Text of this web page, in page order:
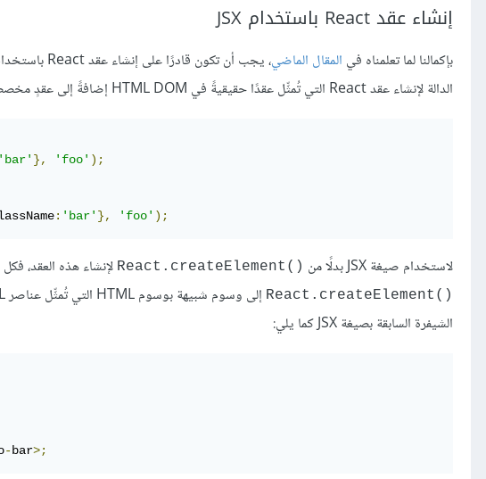
إنشاء عقد React باستخدام JSX
بإكمالنا لما تعلمناه في المقال الماضي، يجب أن تكون قادرًا على إنشاء عقد React باستخدام الدالة
الدالة لإنشاء عقد React التي تُمثِّل عقدًا حقيقيةً في HTML DOM إضافةً إلى عقدٍ مخصصة. سأريك حالتي الاستخدام السابقتين في المثال الآتي:
'bar' }, 'foo' );
: 'bar' }, 'foo' );
لاستخدام صيغة JSX بدلًا من React.createElement()‎ لإنشاء هذه العقد،
React.createElement()
الشيفرة السابقة بصيغة JSX كما يلي:
-bar>;